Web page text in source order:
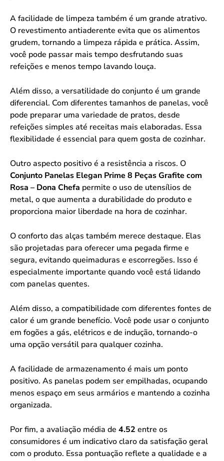
A facilidade de limpeza também é um grande atrativo.
O revestimento antiaderente evita que os alimentos
grudem, tornando a limpeza rápida e prática. Assim,
você pode passar mais tempo desfrutando suas
refeições e menos tempo lavando louça.
Além disso, a versatilidade do conjunto é um grande
diferencial. Com diferentes tamanhos de panelas, você
pode preparar uma variedade de pratos, desde
refeições simples até receitas mais elaboradas. Essa
flexibilidade é essencial para quem gosta de cozinhar.
Outro aspecto positivo é a resistência a riscos. O
Conjunto Panelas Elegan Prime 8 Peças Grafite com
Rosa – Dona Chefa permite o uso de utensílios de
metal, o que aumenta a durabilidade do produto e
proporciona maior liberdade na hora de cozinhar.
O conforto das alças também merece destaque. Elas
são projetadas para oferecer uma pegada firme e
segura, evitando queimaduras e escorregões. Isso é
especialmente importante quando você está lidando
com panelas quentes.
Além disso, a compatibilidade com diferentes fontes de
calor é um grande benefício. Você pode usar o conjunto
em fogões a gás, elétricos e de indução, tornando-o
uma opção versátil para qualquer cozinha.
A facilidade de armazenamento é mais um ponto
positivo. As panelas podem ser empilhadas, ocupando
menos espaço em seus armários e mantendo a cozinha
organizada.
Por fim, a avaliação média de 4.52 entre os
consumidores é um indicativo claro da satisfação geral
com o produto. Essa pontuação reflete a qualidade e a